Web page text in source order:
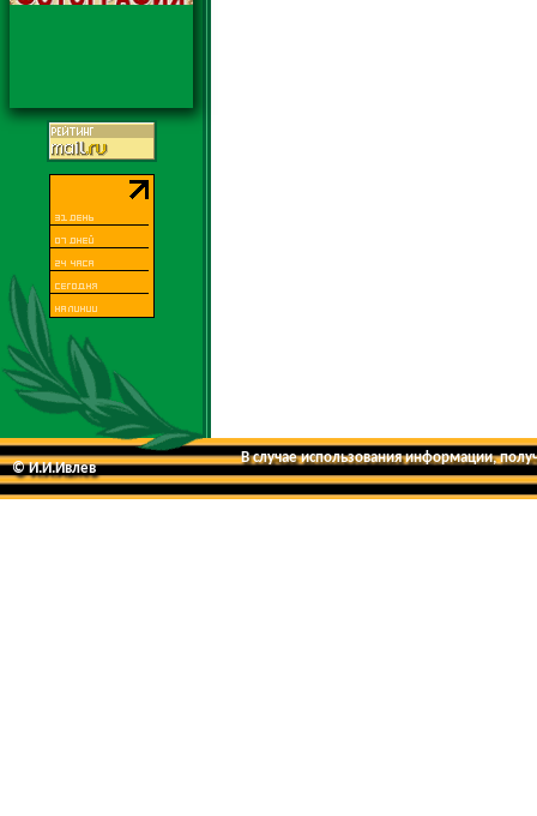
© И.И.Ивлев
В случае использования информации,